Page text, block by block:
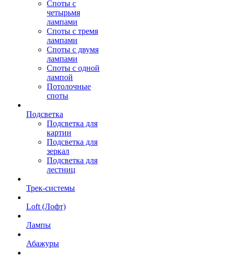
Споты с
четырьмя
лампами
Споты с тремя
лампами
Споты с двумя
лампами
Споты с одной
лампой
Потолочные
споты
Подсветка
Подсветка для
картин
Подсветка для
зеркал
Подсветка для
лестниц
Трек-системы
Loft (Лофт)
Лампы
Абажуры